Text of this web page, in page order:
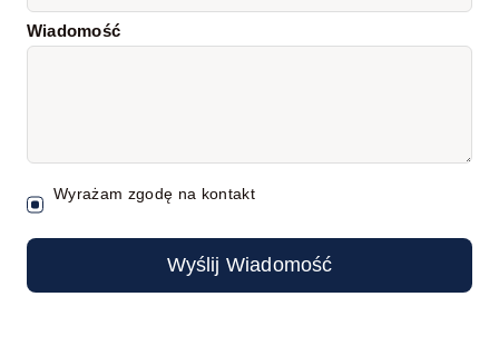
Wiadomość
Wyrażam zgodę na kontakt
Wyślij Wiadomość